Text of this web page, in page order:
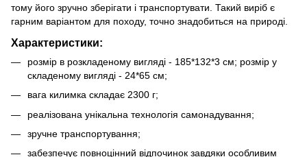
тому його зручно зберігати і транспортувати. Такий виріб є
гарним варіантом для походу, точно знадобиться на природі.
Характеристики:
розмір в розкладеному вигляді - 185*132*3 см; розмір у
складеному вигляді - 24*65 см;
вага килимка складає 2300 г;
реалізована унікальна технологія самонадування;
зручне транспортування;
забезпечує повноцінний відпочинок завдяки особливим